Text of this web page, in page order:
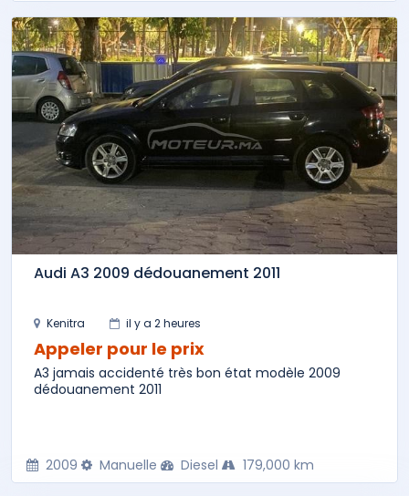
Audi A3 2009 dédouanement 2011
Kenitra il y a 2 heures
Appeler pour le prix
A3 jamais accidenté très bon état modèle 2009
dédouanement 2011
2009 Manuelle Diesel 179,000 km